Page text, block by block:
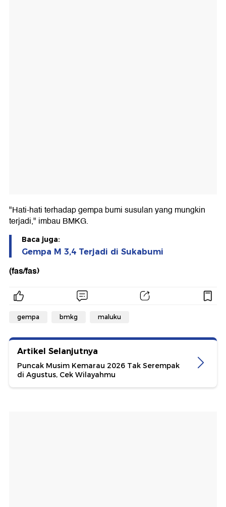
"Hati-hati terhadap gempa bumi susulan yang mungkin
terjadi," imbau BMKG.
Baca juga:
Gempa M 3,4 Terjadi di Sukabumi
(fas/fas)
gempa bmkg maluku
Artikel Selanjutnya
Puncak Musim Kemarau 2026 Tak Serempak
di Agustus, Cek Wilayahmu